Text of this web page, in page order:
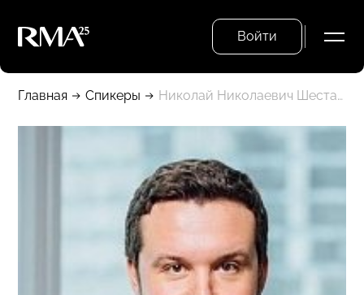
Войти
Главная Спикеры Николай Николаевич Шестаков